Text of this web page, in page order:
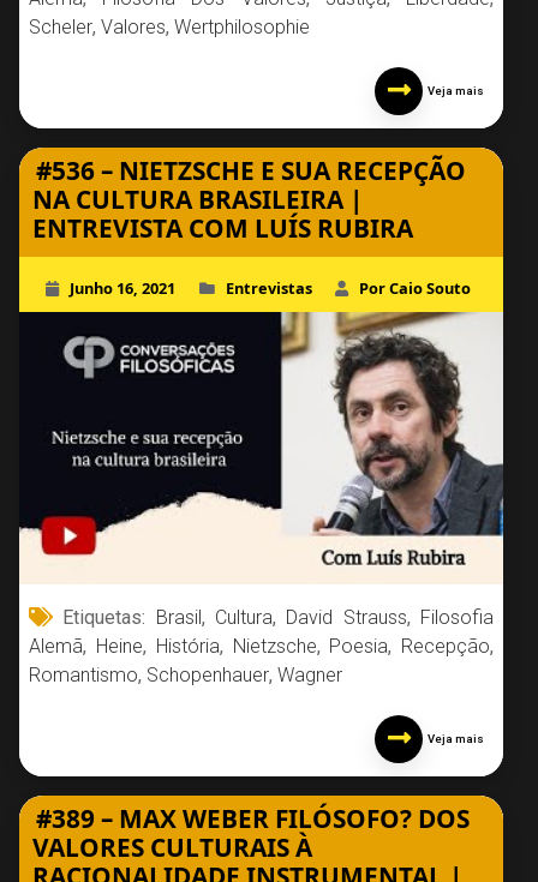
Scheler, Valores, Wertphilosophie
Veja mais
#536 – NIETZSCHE E SUA RECEPÇÃO
NA CULTURA BRASILEIRA |
ENTREVISTA COM LUÍS RUBIRA
Junho 16, 2021 Entrevistas Por Caio Souto
Etiquetas: Brasil, Cultura, David Strauss, Filosofia
Alemã, Heine, História, Nietzsche, Poesia, Recepção,
Romantismo, Schopenhauer, Wagner
Veja mais
#389 – MAX WEBER FILÓSOFO? DOS
VALORES CULTURAIS À